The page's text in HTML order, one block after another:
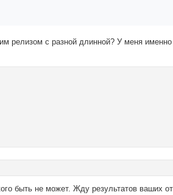
релизом с разной длинной? У меня именно
быть не может. Жду результатов ваших